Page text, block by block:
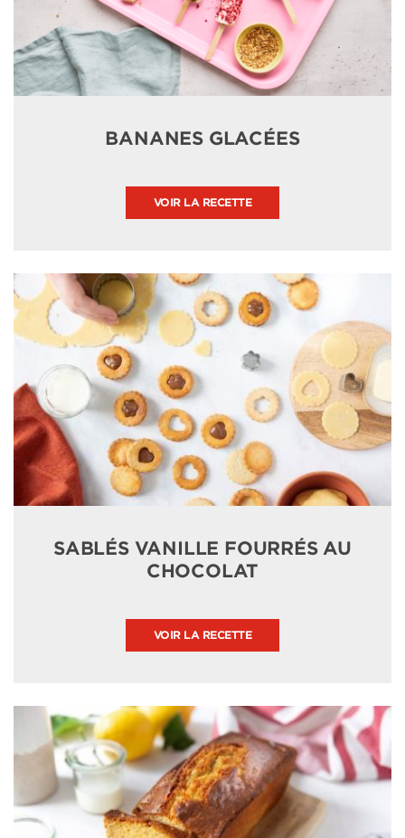
BANANES GLACÉES
VOIR LA RECETTE
SABLÉS VANILLE FOURRÉS AU
CHOCOLAT
VOIR LA RECETTE